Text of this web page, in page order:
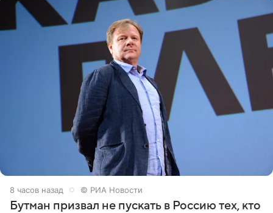
8 часов назад © РИА Новости
Бутман призвал не пускать в Россию тех, кто